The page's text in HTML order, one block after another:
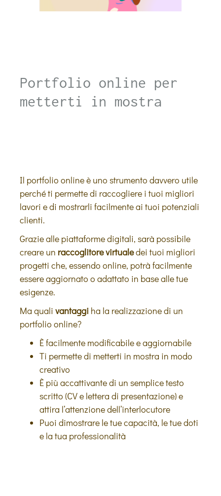
Portfolio online per
metterti in mostra
Il portfolio online è uno strumento davvero utile
perché ti permette di raccogliere i tuoi migliori
lavori e di mostrarli facilmente ai tuoi potenziali
clienti.
Grazie alle piattaforme digitali, sarà possibile
creare un raccoglitore virtualedei tuoi migliori
progetti che, essendo online, potrà facilmente
essere aggiornato o adattato in base alle tue
esigenze.
Ma quali vantaggi ha la realizzazione di un
portfolio online?
È facilmente modificabile e aggiornabile
Ti permette di metterti in mostra in modo
creativo
È più accattivante di un semplice testo
scritto (CV e lettera di presentazione) e
attira l’attenzione dell’interlocutore
Puoi dimostrare le tue capacità, le tue doti
e la tua professionalità